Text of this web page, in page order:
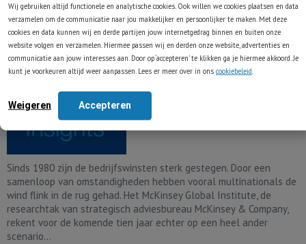
Wij gebruiken altijd functionele en analytische cookies. Ook willen we cookies plaatsen en data
verzamelen om de communicatie naar jou makkelijker en persoonlijker te maken. Met deze
cookies en data kunnen wij en derde partijen jouw internetgedrag binnen en buiten onze
website volgen en verzamelen. Hiermee passen wij en derden onze website, advertenties en
communicatie aan jouw interesses aan. Door op ‘accepteren’ te klikken ga je hiermee akkoord. Je
kunt je voorkeuren altijd weer aanpassen. Lees er meer over in ons cookiebeleid
Weigeren Accepteren
De strijd om de winst
26-09-2015
Hendrik Oude Nijhuis
Categorie
Onze visie
Sinds 1980 zijn de bedrijfswinsten sterk gestegen. Door een
samenloop van omstandigheden hebben vooral multinationals de
wind flink in de rug gehad. Het McKinsey Global Institute, de
researchtak van strategisch adviesbureau McKinsey & Company,
rekent voor de komende tien jaar echter op een heel ander
scenario...